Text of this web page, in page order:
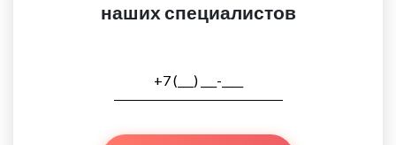
наших специалистов